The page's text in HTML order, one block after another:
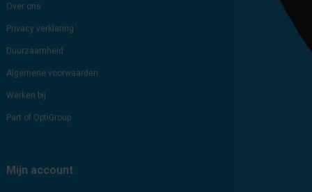
Over ons
Privacy verklaring
Duurzaamheid
Algemene voorwaarden
Werken bij
Part of OptiGroup
Mijn account